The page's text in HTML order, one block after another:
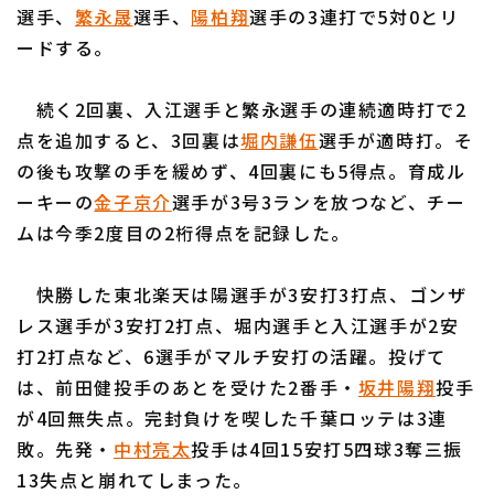
利用規約 プライバシーポリシー
運営会社（別ウィンドウで開く） よくある質問
選手、 繁永晟選手、 陽柏翔選手の3連打で5対0とリ
ードする。
続く2回裏、入江選手と繁永選手の連続適時打で2
点を追加すると、3回裏は堀内謙伍選手が適時打。そ
の後も攻撃の手を緩めず、4回裏にも5得点。育成ル
ーキーの金子京介選手が3号3ランを放つなど、チー
ムは今季2度目の2桁得点を記録した。
快勝した東北楽天は陽選手が3安打3打点、ゴンザ
レス選手が3安打2打点、堀内選手と入江選手が2安
打2打点など、6選手がマルチ安打の活躍。投げて
は、前田健投手のあとを受けた2番手・ 坂井陽翔投手
が4回無失点。完封負けを喫した千葉ロッテは3連
敗。先発・ 中村亮太投手は4回15安打5四球3奪三振
13失点と崩れてしまった。